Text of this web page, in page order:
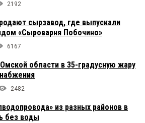
2192
сырзавод, где выпускали
«Сыроварня Побочино»
6167
области в 35-градусную жару
2482
из разных районов в
без воды